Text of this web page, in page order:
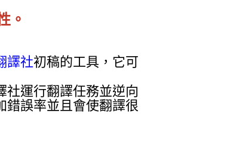
。
譯社初稿的工具，它可
社運行翻譯任務並逆向
錯誤率並且會使翻譯很